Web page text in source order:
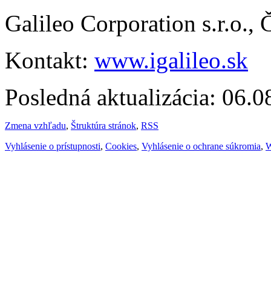
Galileo Corporation s.r.o.,
Kontakt: www.igalileo.sk
Posledná aktualizácia:
Zmena vzhľadu, Štruktúra stránok, RSS
Vyhlásenie o prístupnosti, Cookies, Vyhlásenie o ochrane súkromia,